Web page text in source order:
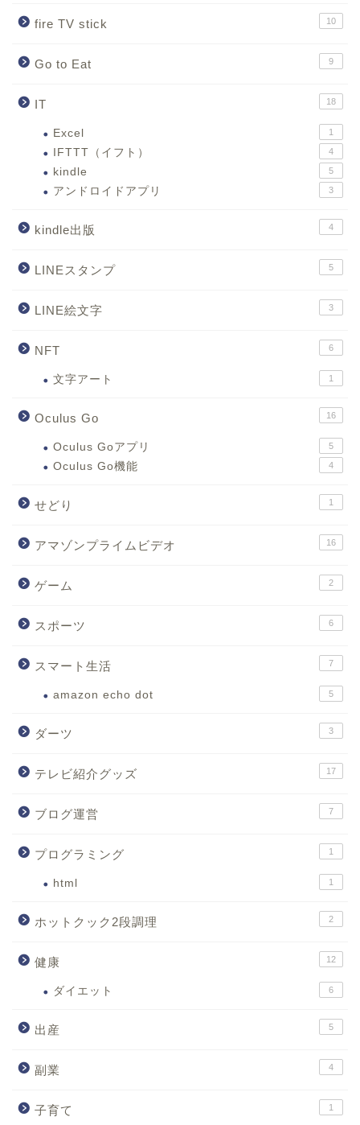
fire TV stick 10
Go to Eat 9
IT 18
Excel 1
IFTTT（イフト） 4
kindle 5
アンドロイドアプリ 3
kindle出版 4
LINEスタンプ 5
LINE絵文字 3
NFT 6
文字アート 1
Oculus Go 16
Oculus Goアプリ 5
Oculus Go機能 4
せどり 1
アマゾンプライムビデオ 16
ゲーム 2
スポーツ 6
スマート生活 7
amazon echo dot 5
ダーツ 3
テレビ紹介グッズ 17
ブログ運営 7
プログラミング 1
html 1
ホットクック2段調理 2
健康 12
ダイエット 6
出産 5
副業 4
子育て 1